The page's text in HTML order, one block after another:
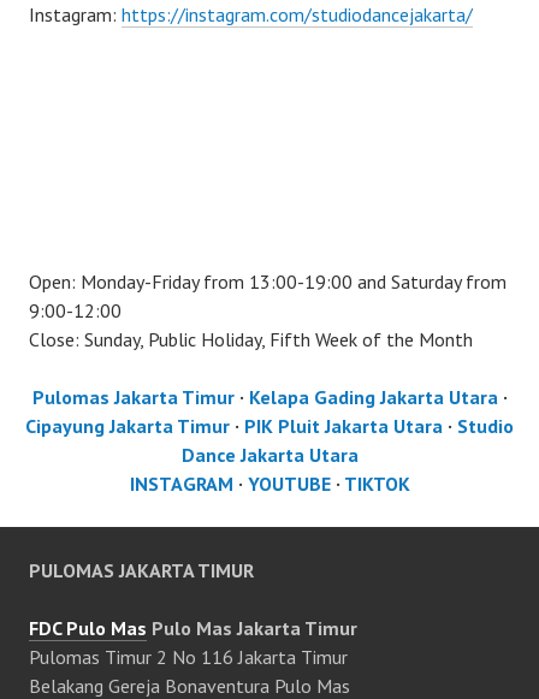
Instagram: https://instagram.com/studiodancejakarta/
Open: Monday-Friday from 13:00-19:00 and Saturday from
9:00-12:00
Close: Sunday, Public Holiday, Fifth Week of the Month
Pulomas Jakarta Timur· Kelapa Gading Jakarta Utara ·
Cipayung Jakarta Timur · PIK Pluit Jakarta Utara · Studio
Dance Jakarta Utara
INSTAGRAM · YOUTUBE· TIKTOK
PULOMAS JAKARTA TIMUR
FDC Pulo Mas Pulo Mas Jakarta Timur
Pulomas Timur 2 No 116 Jakarta Timur
Belakang Gereja Bonaventura Pulo Mas